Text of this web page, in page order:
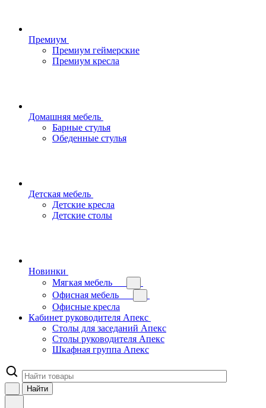
Премиум
Премиум геймерские
Премиум кресла
Домашняя мебель
Барные стулья
Обеденные стулья
Детская мебель
Детские кресла
Детские столы
Новинки
Мягкая мебель
Офисная мебель
Офисные кресла
Кабинет руководителя Апекс
Столы для заседаний Апекс
Столы руководителя Апекс
Шкафная группа Апекс
Найти